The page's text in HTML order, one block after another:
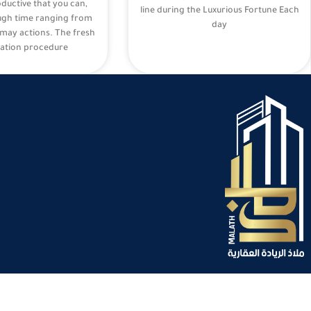
line during the Luxurious Fortune Each
day
that you can,
time ranging from
actions. The fresh
procedure